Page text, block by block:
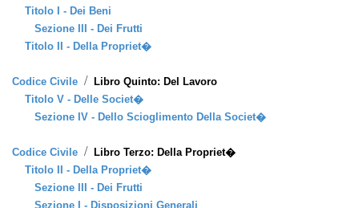
Titolo I - Dei Beni
Sezione III - Dei Frutti
Titolo II - Della Propriet�
Codice Civile / Libro Quinto: Del Lavoro
Titolo V - Delle Societ�
Sezione IV - Dello Scioglimento Della Societ�
Codice Civile / Libro Terzo: Della Propriet�
Titolo II - Della Propriet�
Sezione III - Dei Frutti
Sezione I - Disposizioni Generali